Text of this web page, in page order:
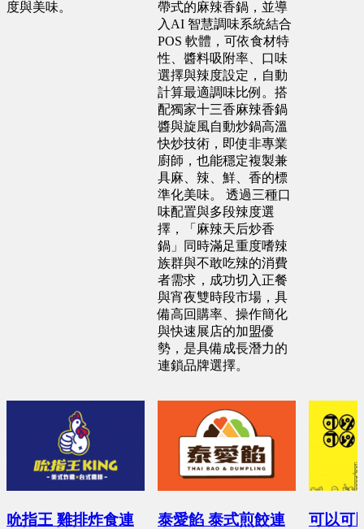
度與美味。
吮指王 雞排炸食連
帶式的麻辣香鍋，並導
入AI 智慧調味系統結合
POS 軟體，可依食材特
性、醬料吸附率、口味
選擇與辣度設定，自動
計算最適調味比例。搭
配獨家十三香麻辣香鍋
醬與旋風自動炒鍋高溫
快炒技術，即使非專業
廚師，也能穩定複製兼
具麻、辣、鮮、香的標
準化美味。 透過三種口
味配置與多段辣度選
擇，「麻辣天后炒香
鍋」同時滿足重度嗜辣
族群與不敢吃辣的消費
者需求，成功切入正餐
與宵夜雙時段市場，具
備高回購率、操作簡化
與快速展店的加盟優
勢，是具備成長潛力的
連鎖品牌選擇。
泰愛餡 泰式煎餃連
可以可